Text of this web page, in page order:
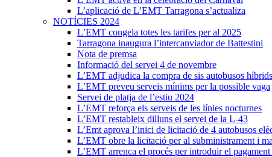
L’aplicació de L’EMT Tarragona s’actualiza
NOTÍCIES 2024
L’EMT congela totes les tarifes per al 2025
Tarragona inaugura l’intercanviador de Battestini
Nota de premsa
Informació del servei 4 de novembre
L’EMT adjudica la compra de sis autobusos híbrids
L’EMT preveu serveis mínims per la possible vaga
Servei de platja de l’estiu 2024
L’EMT reforça els serveis de les línies nocturnes
L’EMT restableix dilluns el servei de la L-43
L’Emt aprova l’inici de licitació de 4 autobusos
L’EMT obre la licitació per al subministrament i
L’EMT arrenca el procés per introduir el pagament